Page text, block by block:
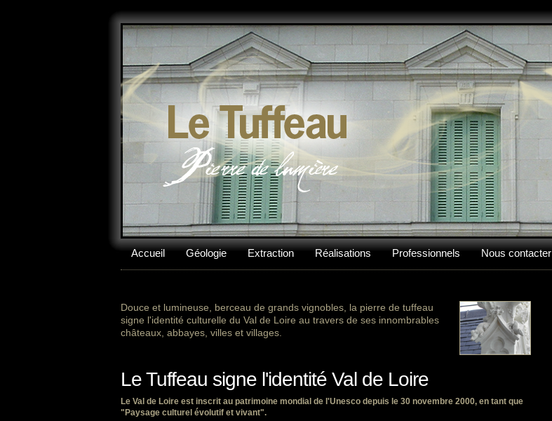
Accueil Géologie Extraction Réalisations Professionnels Nous contacter
Douce et lumineuse, berceau de grands vignobles, la pierre de tuffeau
signe l'identité culturelle du Val de Loire au travers de ses innombrables
châteaux, abbayes, villes et villages.
Le Tuffeau signe l'identité Val de Loire
Le Val de Loire est inscrit au patrimoine mondial de l'Unesco depuis le 30 novembre 2000, en tant que
"Paysage culturel évolutif et vivant".